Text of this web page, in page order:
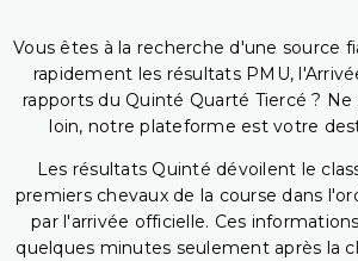
Vous êtes à la recherche d'une source
rapidement les résultats PMU,
rapports du Quinté Quarté Tiercé ?
loin, notre plateforme est votre
Les résultats Quinté dévoilent le
premiers chevaux de la course dans
par l'arrivée officielle. Ces
quelques minutes seulement après la